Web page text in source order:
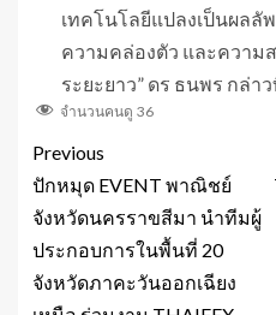
เทคโนโลยีแปลงเป็นผล
ความคล่องตัว และความ
ระยะยาว” ดร ธนพร กล่า
จำนวนคนดู 36
Previous
ปักหมุด EVENT พาณิชย์
จังหวัดนครราขสีมา นำทีมผู้
ประกอบการในพื้นที่ 20
จังหวัดภาคะวันออกเฉียง